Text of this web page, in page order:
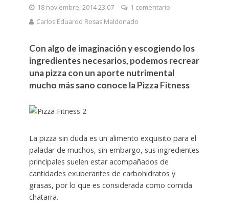
18 noviembre, 2014 23:07
1 comentario
Carlos Eduardo Rosas Maldonado
Con algo de imaginación y escogiendo los
ingredientes necesarios, podemos recrear
una pizza con un aporte nutrimental
mucho más sano conoce la Pizza Fitness
La pizza sin duda es un alimento exquisito para el
paladar de muchos, sin embargo, sus ingredientes
principales suelen estar acompañados de
cantidades exuberantes de carbohidratos y
grasas, por lo que es considerada como comida
chatarra.